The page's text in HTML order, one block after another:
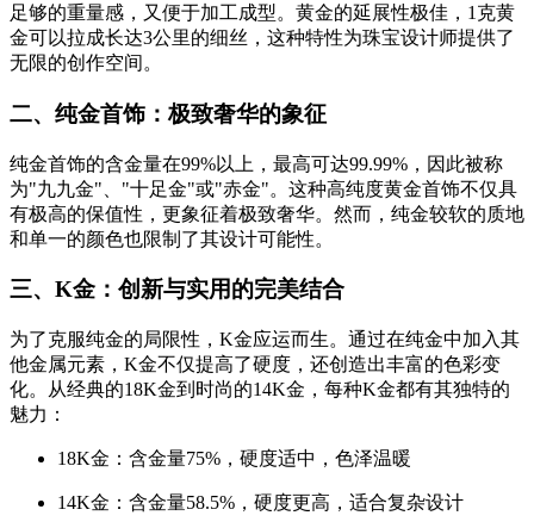
足够的重量感，又便于加工成型。黄金的延展性极佳，1克黄
金可以拉成长达3公里的细丝，这种特性为珠宝设计师提供了
无限的创作空间。
二、纯金首饰：极致奢华的象征
纯金首饰的含金量在99%以上，最高可达99.99%，因此被称
为"九九金"、"十足金"或"赤金"。这种高纯度黄金首饰不仅具
有极高的保值性，更象征着极致奢华。然而，纯金较软的质地
和单一的颜色也限制了其设计可能性。
三、K金：创新与实用的完美结合
为了克服纯金的局限性，K金应运而生。通过在纯金中加入其
他金属元素，K金不仅提高了硬度，还创造出丰富的色彩变
化。从经典的18K金到时尚的14K金，每种K金都有其独特的
魅力：
18K金：含金量75%，硬度适中，色泽温暖
14K金：含金量58.5%，硬度更高，适合复杂设计